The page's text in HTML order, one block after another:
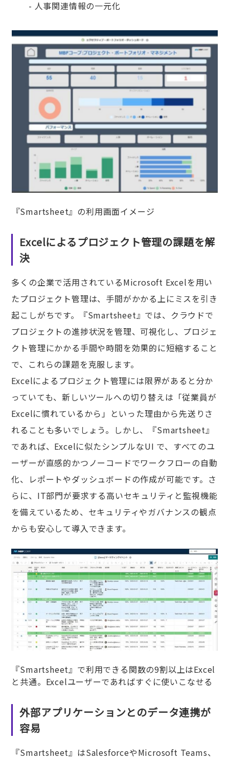
- 人事関連情報の一元化
『Smartsheet』の利用画面イメージ
Excelによるプロジェクト管理の課題を解
決
多くの企業で活用されているMicrosoft Excelを用い
たプロジェクト管理は、手間がかかる上にミスを引き
起こしがちです。『Smartsheet』では、クラウドで
プロジェクトの進捗状況を管理、可視化し、プロジェ
クト管理にかかる手間や時間を効果的に短縮すること
で、これらの課題を克服します。
Excelによるプロジェクト管理には限界があると分か
っていても、新しいツールへの切り替えは「従業員が
Excelに慣れているから」といった理由から先送りさ
れることも多いでしょう。しかし、『Smartsheet』
であれば、Excelに似たシンプルなUI で、すべてのユ
ーザーが直感的かつノーコードでワークフローの自動
化、レポートやダッシュボードの作成が可能です。さ
らに、IT部門が要求する高いセキュリティと監視機能
を備えているため、セキュリティやガバナンスの観点
からも安心して導入できます。
『Smartsheet』で利用できる関数の9割以上はExcel
と共通。Excelユーザーであればすぐに使いこなせる
外部アプリケーションとのデータ連携が
容易
『Smartsheet』はSalesforceやMicrosoft Teams、